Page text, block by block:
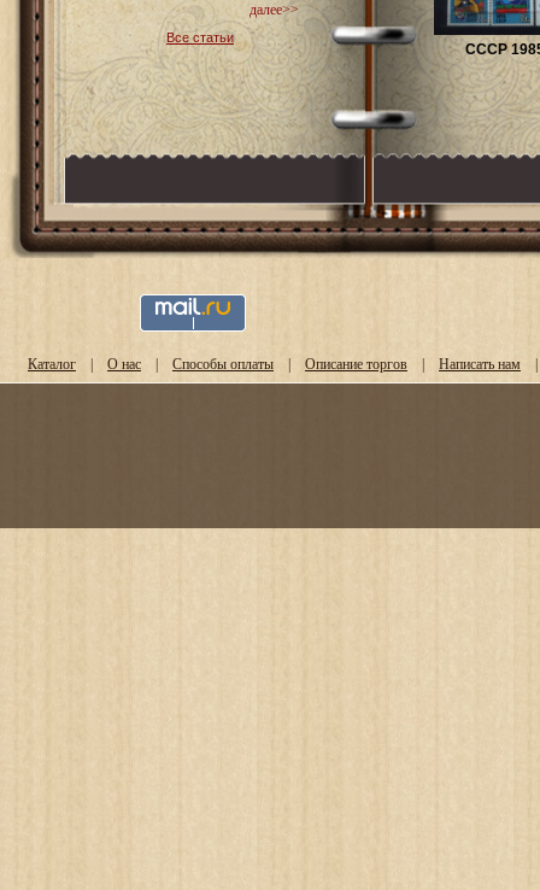
далее>>
Все статьи
СССР
Каталог | О нас | Способы оплаты | Описание торгов | Написать нам |